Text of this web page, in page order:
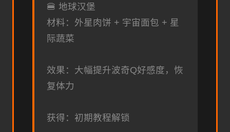
🍔 地球汉堡
材料：外星肉饼 + 宇宙面包 + 星
际蔬菜
效果：大幅提升波奇Q好感度，恢
复体力
获得：初期教程解锁